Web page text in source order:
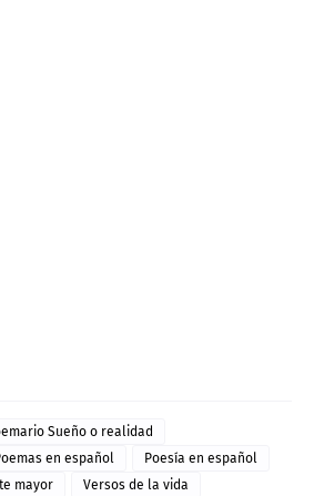
Sueño o realidad
en español
Poesía en español
mayor Versos de la vida